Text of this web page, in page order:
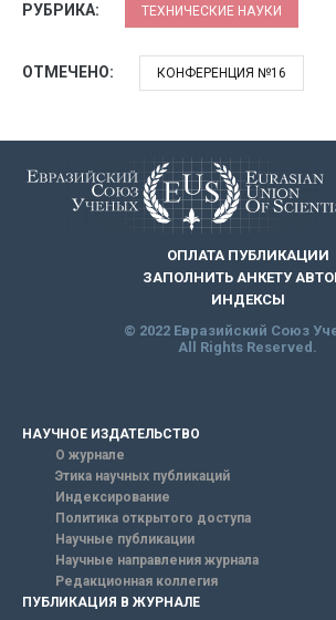
РУБРИКА: ТЕХНИЧЕСКИЕ НАУКИ
ОТМЕЧЕНО: КОНФЕРЕНЦИЯ №16
ОПЛАТА ПУБЛИКАЦИИ
ЗАПОЛНИТЬ АНКЕТУ
ИНДЕКСЫ
© 2022 Евразийский Союз
All Rights Reserved.
НАУЧНОЕ ИЗДАТЕЛЬСТВО
О журнале
Этика научных публикаций
Индексирование
Политика открытого доступа
Научные публикации
Научные направления журнала
Редакционная коллегия
ПУБЛИКАЦИЯ В ЖУРНАЛЕ